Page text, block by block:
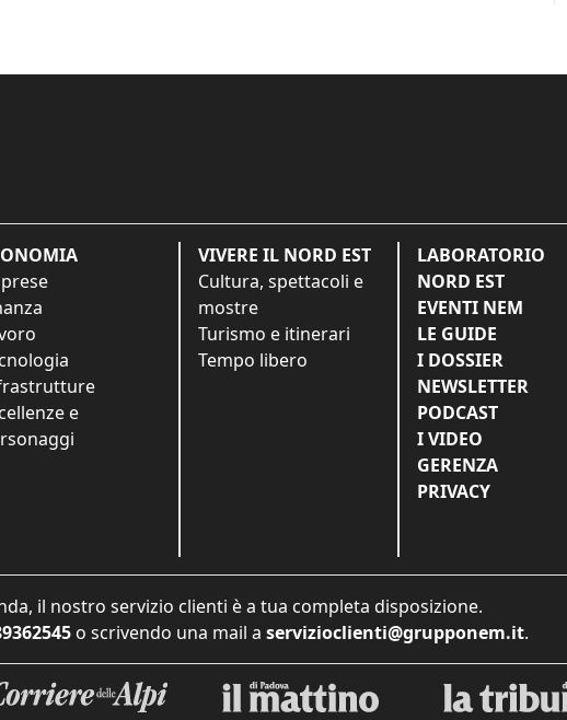
e
VIVERE IL NORD EST
Cultura, spettacoli e
mostre
Turismo e itinerari
Tempo libero
LABORATORIO
NORD EST
EVENTI NEM
LE GUIDE
I DOSSIER
NEWSLETTER
PODCAST
I VIDEO
GERENZA
PRIVACY
il nostro servizio clienti è a tua completa disposizione.
o scrivendo una mail a servizioclienti@grupponem.it.